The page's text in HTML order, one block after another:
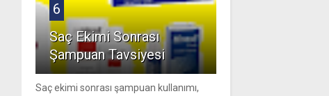
6
Saç Ekimi Sonrası
Şampuan Tavsiyesi
Saç ekimi sonrası şampuan kullanımı,